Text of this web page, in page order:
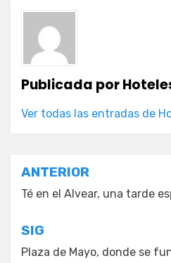
Publicada por
Ver todas las entradas de
Navegación
de
entradas
ANTERIOR
Té en el Alvear, una tarde
SIG
Plaza de Mayo, donde se